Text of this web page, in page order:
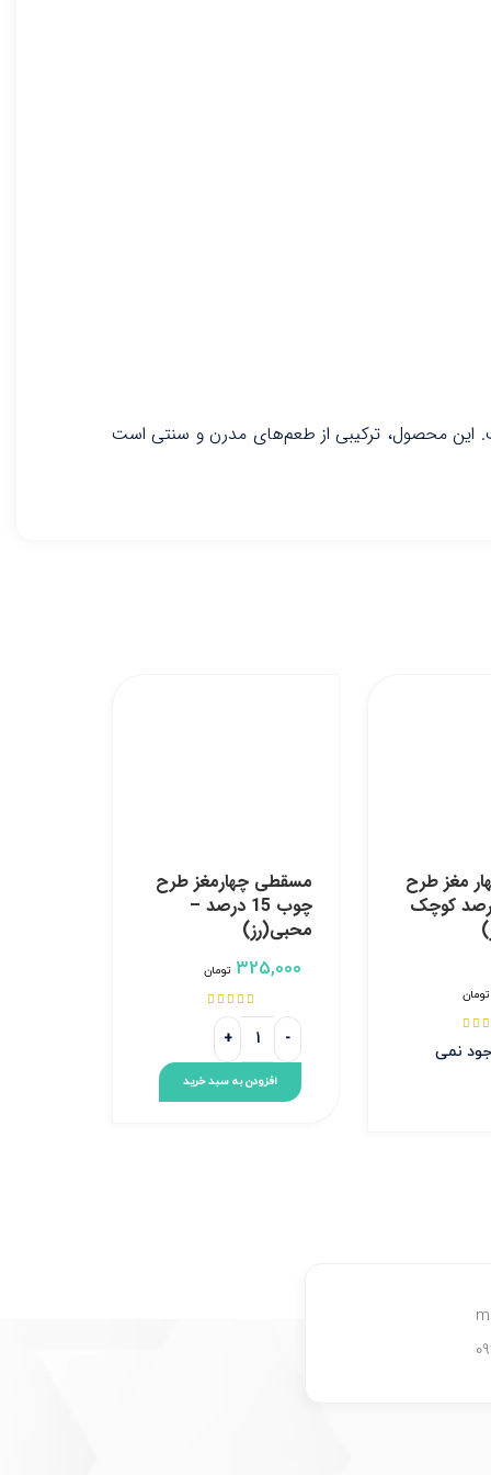
است. این محصول، ترکیبی از طعم‌های مدرن و سنتی است
مغز طرح
20 درصد کوچک
تومان



نمی
مسقطی چهارمغز طرح
چوب 15 درصد –
محبی(رز)
325,000 تومان





افزودن به سبد خرید